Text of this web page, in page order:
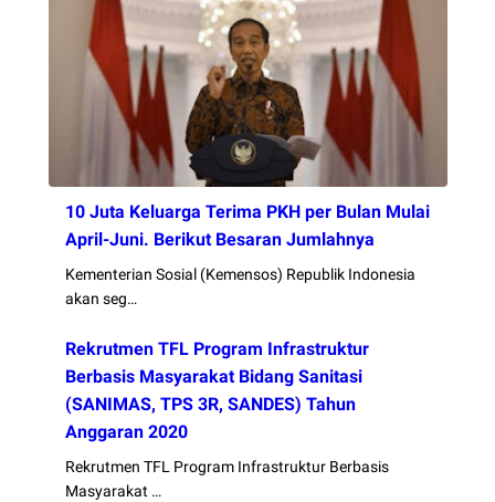
10 Juta Keluarga Terima PKH per Bulan Mulai
April-Juni. Berikut Besaran Jumlahnya
Kementerian Sosial (Kemensos) Republik Indonesia
akan seg…
Rekrutmen TFL Program Infrastruktur
Berbasis Masyarakat Bidang Sanitasi
(SANIMAS, TPS 3R, SANDES) Tahun
Anggaran 2020
Rekrutmen TFL Program Infrastruktur Berbasis
Masyarakat …